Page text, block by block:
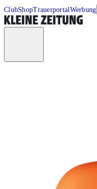
ClubShopTrauerportalWerbung